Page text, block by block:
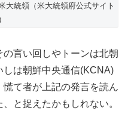
大統領（米大統領府公式サイト
の言い回しやトーンは北朝
は朝鮮中央通信(KCNA)
て者が上記の発言を読ん
と捉えたかもしれない。